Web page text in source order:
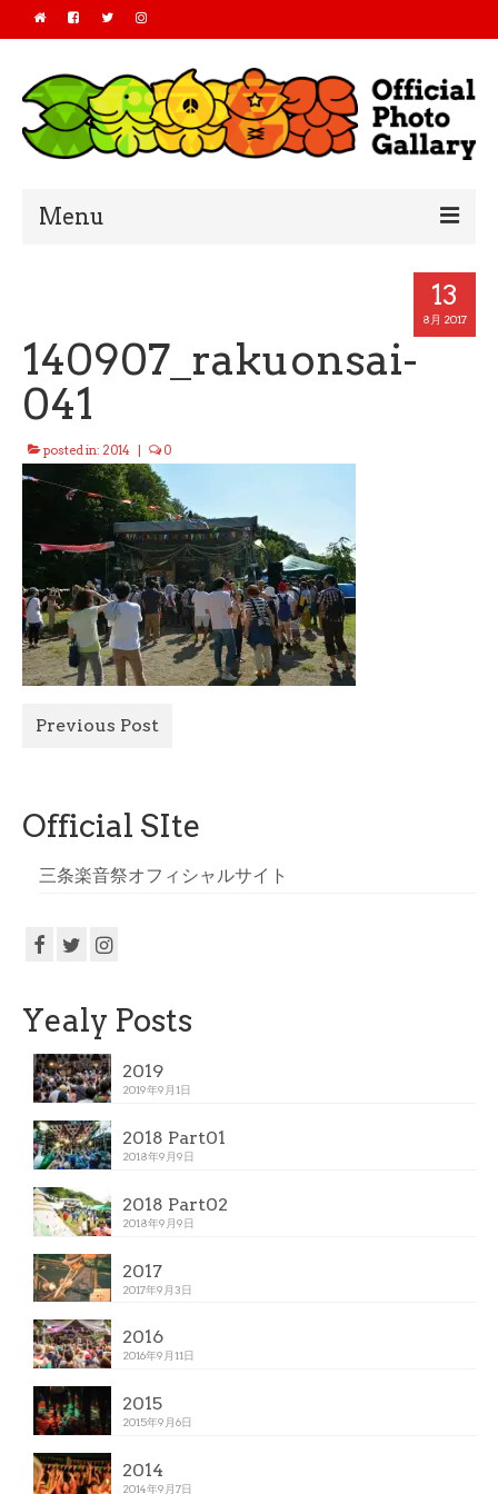
Menu
2018
2017
2016
All Photo
Official Site
13
8月 2017
140907_rakuonsai-
041
posted in: 2014 0
Previous Post
Official SIte
三条楽音祭オフィシャルサイト
Yealy Posts
2019
2019年9月1日
2018 Part01
2018年9月9日
2018 Part02
2018年9月9日
2017
2017年9月3日
2016
2016年9月11日
2015
2015年9月6日
2014
2014年9月7日